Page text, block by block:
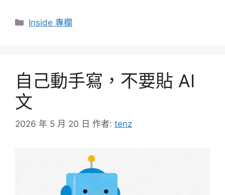
分
Inside 專欄
自己動手寫，不要貼 AI
文
2026 年 5 月 20 日 作者: tenz